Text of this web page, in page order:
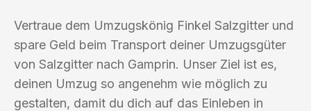
Vertraue dem Umzugskönig Finkel Salzgitter und
spare Geld beim Transport deiner Umzugsgüter
von Salzgitter nach Gamprin. Unser Ziel ist es,
deinen Umzug so angenehm wie möglich zu
gestalten, damit du dich auf das Einleben in